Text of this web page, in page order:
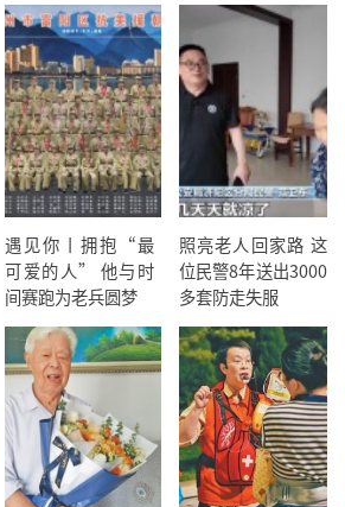
遇见你丨拥抱“最
可爱的人” 他与时
间赛跑为老兵圆梦
照亮老人回家路 这
位民警8年送出3000
多套防走失服